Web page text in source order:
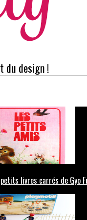
du design !
livres carrés de Gyo